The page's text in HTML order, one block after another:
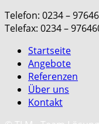
Telefon: 0234 –
Telefax: 0234 –
Startseite
Angebote
Referenzen
Über uns
Kontakt